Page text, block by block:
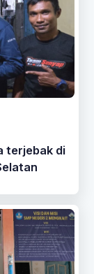
terjebak di